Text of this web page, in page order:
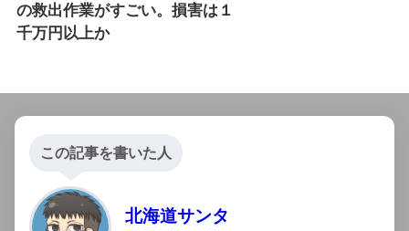
の救出作業がすごい。損害は１
千万円以上か
この記事を書いた人
北海道サンタ